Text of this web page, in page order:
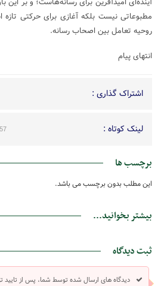
مطبوعاتی نیست بلکه آغازی برای حرکتی
روحیه تعامل بین اصحاب رسانه.
انتهای پیام
اشتراک گذاری :
لینک کوتاه :
برچسب ها
این مطلب بدون برچسب می باشد.
بیشتر بخوانید...
ثبت دیدگاه
دیدگاه های ارسال شده توسط شما، پس از